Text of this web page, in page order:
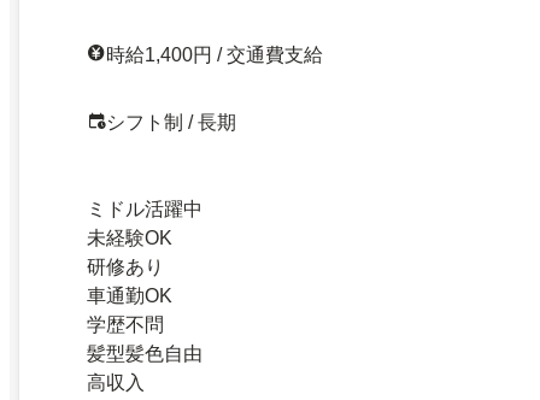
時給1,400円 / 交通費支給
シフト制 / 長期
ミドル活躍中
未経験OK
研修あり
車通勤OK
学歴不問
髪型髪色自由
高収入